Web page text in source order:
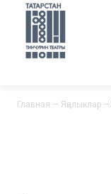
Главная — Яңалыклар —